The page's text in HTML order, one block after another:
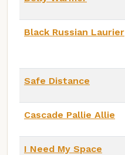
Black Russian Laurier
Safe Distance
Cascade Pallie Allie
I Need My Space